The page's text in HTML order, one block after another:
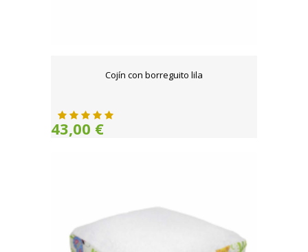
Cojín con borreguito lila
43,00 €